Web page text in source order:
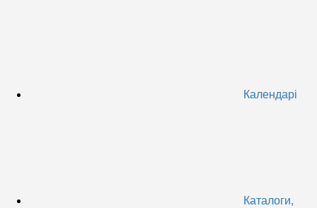
Календарі
Каталоги,